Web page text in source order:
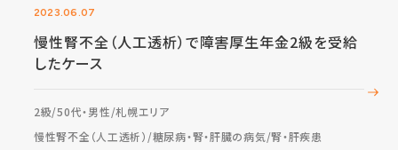
2023.06.07
慢性腎不全（人工透析）で障害厚生年金2級を受給
したケース
2級 50代・男性 札幌エリア
慢性腎不全（人工透析） 糖尿病・腎・肝臓の病気 腎・肝疾患